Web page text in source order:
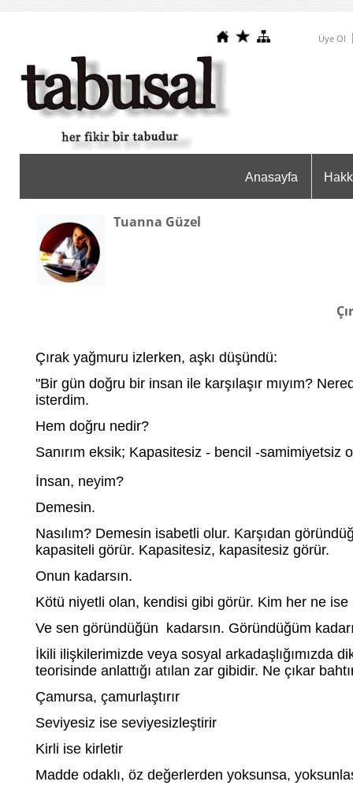
Üye Ol
Anasayfa
Tuanna Güzel
Çırak yağmuru izlerken, aşkı düşündü:
"Bir gün doğru bir insan ile karşılaşır mıyım?
isterdim.
Hem doğru nedir?
Sanırım eksik; Kapasitesiz - bencil -samimiyetsiz
İnsan, neyim?
Demesin.
Nasılım? Demesin isabetli olur. Karşıdan
kapasiteli görür. Kapasitesiz, kapasitesiz görür.
Onun kadarsın.
Kötü niyetli olan, kendisi gibi görür. Kim her ne ise
Ve sen göründüğün kadarsın. Göründüğüm
İkili ilişkilerimizde veya sosyal arkadaşlığımızda
teorisinde anlattığı atılan zar gibidir. Ne çıkar
Çamursa, çamurlaştırır
Seviyesiz ise seviyesizleştirir
Kirli ise kirletir
Madde odaklı, öz değerlerden yoksunsa,